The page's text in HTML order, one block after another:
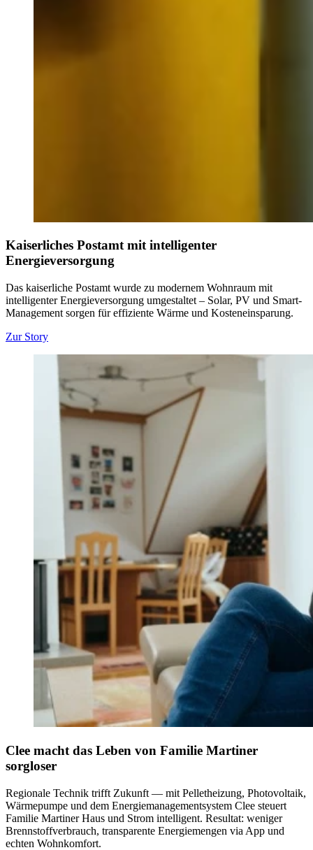
Kaiserliches Postamt mit intelligenter
Energieversorgung
Das kaiserliche Postamt wurde zu modernem Wohnraum mit
intelligenter Energieversorgung umgestaltet – Solar, PV und Smart-
Management sorgen für effiziente Wärme und Kosteneinsparung.
Zur Story
Clee macht das Leben von Familie Martiner
sorgloser
Regionale Technik trifft Zukunft — mit Pelletheizung, Photovoltaik,
Wärmepumpe und dem Energiemanagementsystem Clee steuert
Familie Martiner Haus und Strom intelligent. Resultat: weniger
Brennstoffverbrauch, transparente Energiemengen via App und
echten Wohnkomfort.